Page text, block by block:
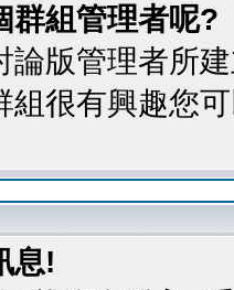
群組管理者呢?
論版管理者所
組很有興趣您
息!